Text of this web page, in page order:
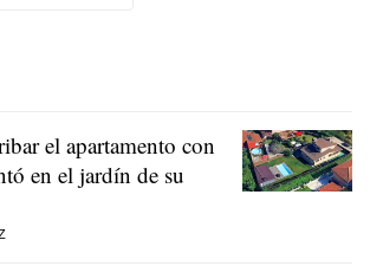
el apartamento con
en el jardín de su